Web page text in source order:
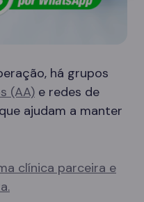
há grupos
(AA) e redes de
ajudam a manter
clínica parceira e